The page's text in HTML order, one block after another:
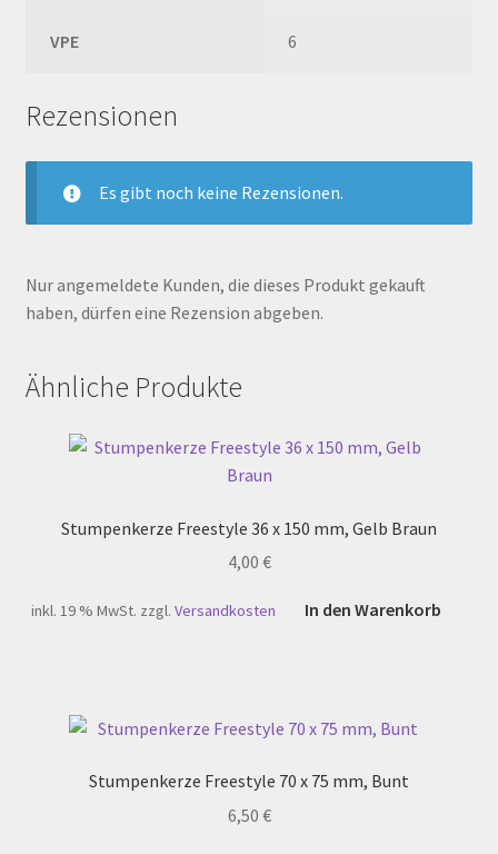
VPE 6
Rezensionen
Es gibt noch keine Rezensionen.
Nur angemeldete Kunden, die dieses Produkt gekauft
haben, dürfen eine Rezension abgeben.
Ähnliche Produkte
Stumpenkerze Freestyle 36 x 150 mm, Gelb Braun
4,00 €
inkl. 19 % MwSt. zzgl.Versandkosten In den Warenkorb
Stumpenkerze Freestyle 70 x 75 mm, Bunt
6,50 €